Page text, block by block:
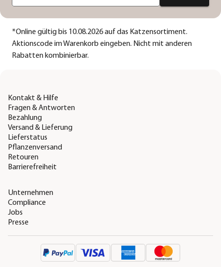
*Online gültig bis 10.08.2026 auf das Katzensortiment.
Aktionscode im Warenkorb eingeben. Nicht mit anderen
Rabatten kombinierbar.
Kontakt & Hilfe
Fragen & Antworten
Bezahlung
Versand & Lieferung
Lieferstatus
Pflanzenversand
Retouren
Barrierefreiheit
Unternehmen
Compliance
Jobs
Presse